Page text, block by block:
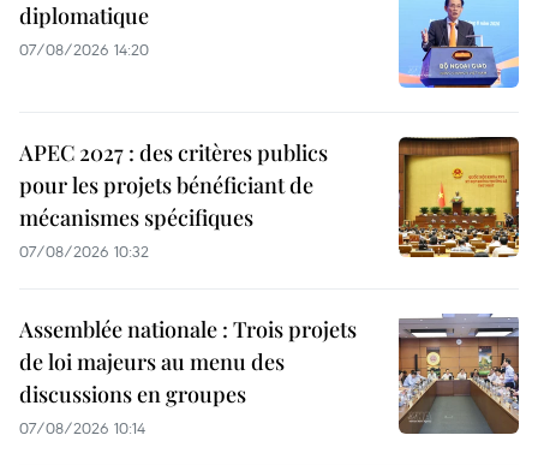
diplomatique
07/08/2026 14:20
APEC 2027 : des critères publics
pour les projets bénéficiant de
mécanismes spécifiques
07/08/2026 10:32
Assemblée nationale : Trois projets
de loi majeurs au menu des
discussions en groupes
07/08/2026 10:14